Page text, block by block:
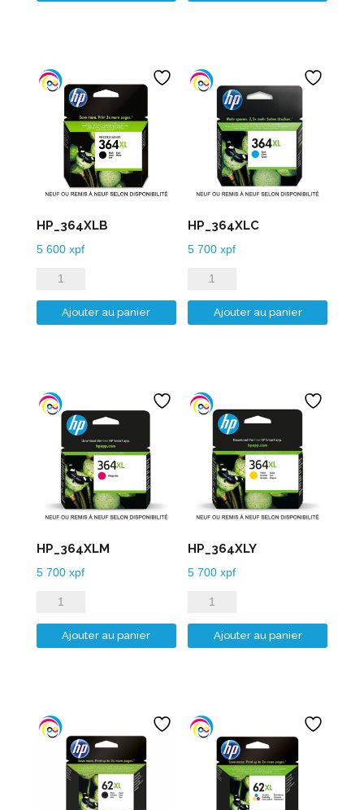
HP_364XLB
5 600 xpf
quantité
de
HP_364XLB
Ajouter au panier
HP_364XLC
5 700xpf
quantité
de
HP_364XLC
Ajouter au panier
HP_364XLM
5 700 xpf
quantité
de
HP_364XLM
Ajouter au panier
HP_364XLY
5 700xpf
quantité
de
HP_364XLY
Ajouter au panier